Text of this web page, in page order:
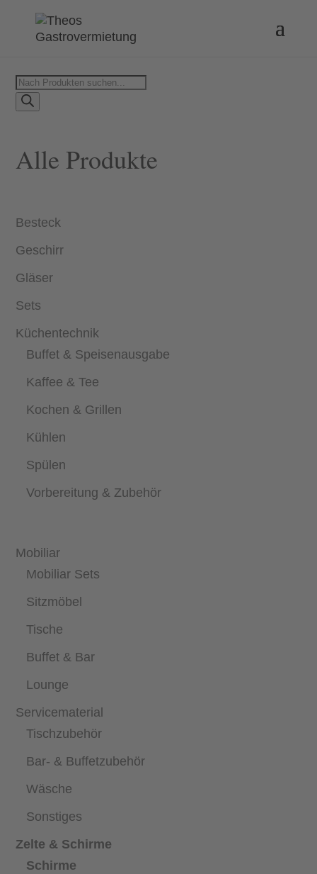
Products
search
Alle Produkte
Besteck
Geschirr
Gläser
Sets
Küchentechnik
Buffet & Speisenausgabe
Kaffee & Tee
Kochen & Grillen
Kühlen
Spülen
Vorbereitung & Zubehör
Mobiliar
Mobiliar Sets
Sitzmöbel
Tische
Buffet & Bar
Lounge
Servicematerial
Tischzubehör
Bar- & Buffetzubehör
Wäsche
Sonstiges
Zelte & Schirme
Schirme